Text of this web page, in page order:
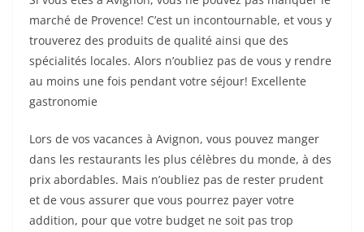
marché de Provence! C’est un incontournable, et vous y
trouverez des produits de qualité ainsi que des
spécialités locales. Alors n’oubliez pas de vous y rendre
au moins une fois pendant votre séjour! Excellente
gastronomie
Lors de vos vacances à Avignon, vous pouvez manger
dans les restaurants les plus célèbres du monde, à des
prix abordables. Mais n’oubliez pas de rester prudent
et de vous assurer que vous pourrez payer votre
addition, pour que votre budget ne soit pas trop